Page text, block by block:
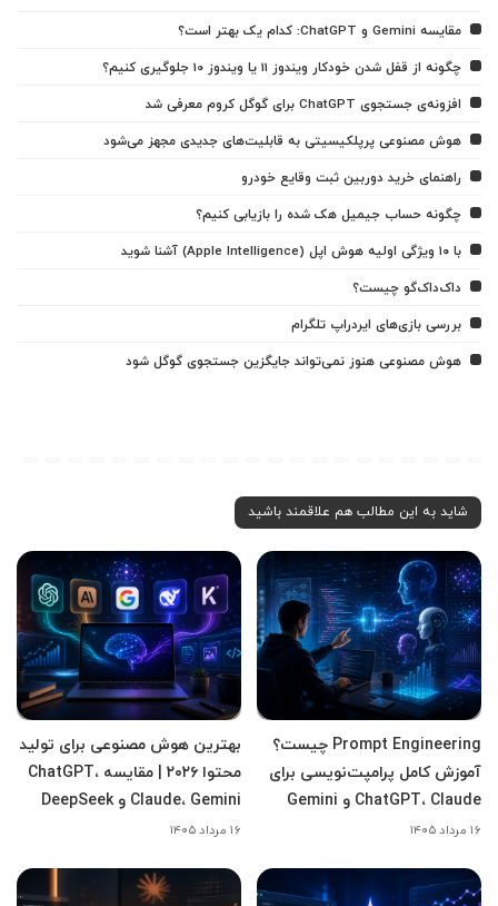
مقایسه Gemini و ChatGPT: کدام یک بهتر است؟
چگونه از قفل شدن خودکار ویندوز 11 یا ویندوز 10 جلوگیری کنیم؟
افزونه‌ی جستجوی ChatGPT برای گوگل کروم معرفی شد
هوش مصنوعی پرپلکیسیتی به قابلیت‌های جدیدی مجهز می‌شود
راهنمای خرید دوربین ثبت وقایع خودرو
چگونه حساب جیمیل هک شده را بازیابی کنیم؟
با ۱۰ ویژگی اولیه هوش اپل (Apple Intelligence) آشنا شوید
داک‌داک‌گو چیست؟
بررسی بازی‌های ایردراپ تلگرام
هوش مصنوعی هنوز نمی‌تواند جایگزین جستجوی گوگل شود
شاید به این مطالب هم علاقمند باشید
Prompt Engineering چیست؟
آموزش کامل پرامپت‌نویسی برای
ChatGPT، Claude و Gemini
۱۶ مرداد ۱۴۰۵
بهترین هوش مصنوعی برای تولید
محتوا ۲۰۲۶ | مقایسه ChatGPT،
Claude، Gemini و DeepSeek
۱۶ مرداد ۱۴۰۵